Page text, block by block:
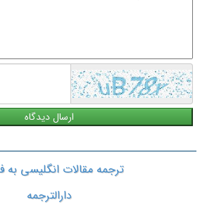
ترجمه مقالات انگلیسی به
دارالترجمه